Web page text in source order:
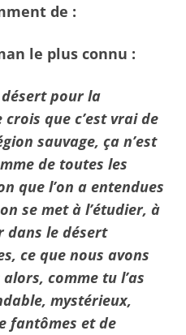
de :
le plus connu :
pour la
que c’est vrai de
sauvage, ça n’est
de toutes les
que l’on a entendues
se met à l’étudier, à
dans le désert
ce que nous avons
comme tu l’as
mystérieux,
fantômes et de